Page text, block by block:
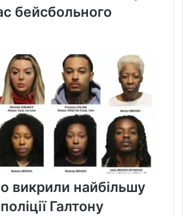
бейсбольного
викрили найбільшу
поліції Галтону